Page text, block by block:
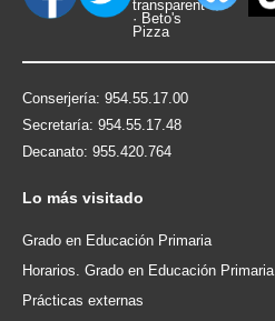
Conserjería: 954.55.17.00
Secretaría: 954.55.17.48
Decanato: 955.420.764
Lo más visitado
Grado en Educación Primaria
Horarios. Grado en Educación Primaria
Prácticas externas